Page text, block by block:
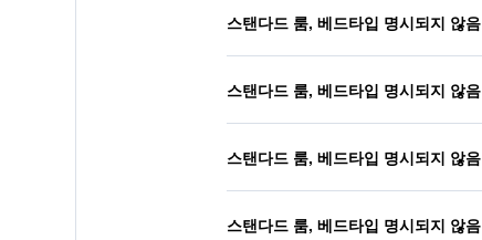
스탠다드 룸, 베드타입 명시되지 않음
스탠다드 룸, 베드타입 명시되지 않음
스탠다드 룸, 베드타입 명시되지 않음
스탠다드 룸, 베드타입 명시되지 않음